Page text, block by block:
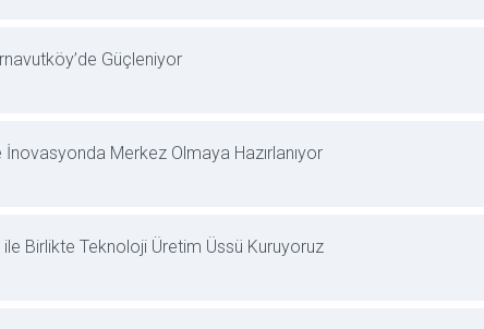
Güçleniyor
Merkez Olmaya Hazırlanıyor
ile Birlikte Teknoloji Üretim Üssü Kuruyoruz